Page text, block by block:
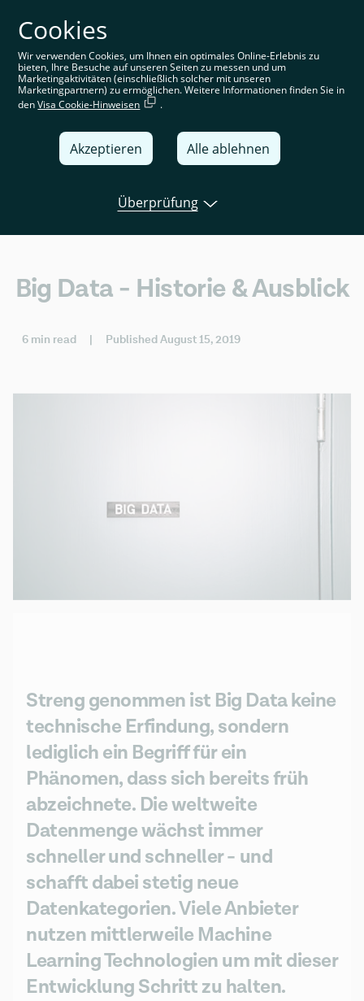
Sie befinden sich auf der deutschen Website. Wählen Sie
Ihre Region aus, um standortspezifische Inhalte angezeigt
zu bekommen
Deutschland
United Kingdom
Global
Deutschland
France
Open banking
Big Data - Historie & Ausblick
6 min read | Published August 15, 2019
Streng genommen ist Big Data keine
technische Erfindung, sondern
lediglich ein Begriff für ein
Phänomen, dass sich bereits früh
abzeichnete. Die weltweite
Datenmenge wächst immer
schneller und schneller - und
schafft dabei stetig neue
Datenkategorien. Viele Anbieter
nutzen mittlerweile Machine
Learning Technologien um mit dieser
Entwicklung Schritt zu halten.
Cookies
Wir verwenden Cookies, um Ihnen ein optimales Online-Erlebnis zu
bieten, Ihre Besuche auf unseren Seiten zu messen und um
Marketingaktivitäten (einschließlich solcher mit unseren
Marketingpartnern) zu ermöglichen. Weitere Informationen finden Sie in
denVisa Cookie-Hinweisen .
Akzeptieren Alle ablehnen
Überprüfung